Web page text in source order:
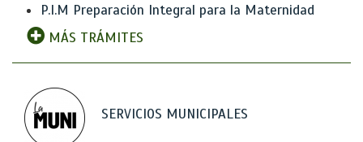
P.I.M Preparación Integral para la Maternidad
MÁS TRÁMITES
SERVICIOS MUNICIPALES